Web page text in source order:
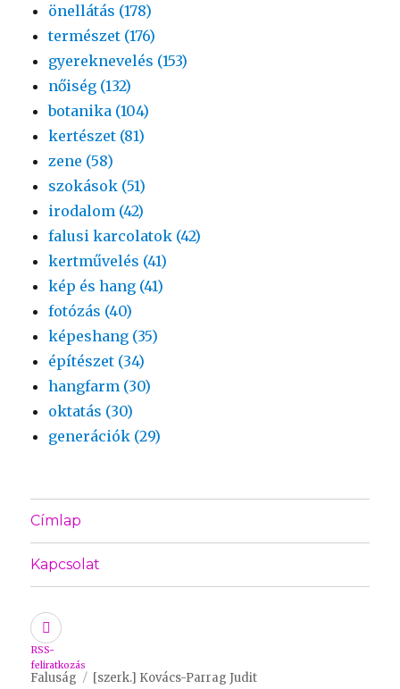
önellátás (178)
természet (176)
gyereknevelés (153)
nőiség (132)
botanika (104)
kertészet (81)
zene (58)
szokások (51)
irodalom (42)
falusi karcolatok (42)
kertművelés (41)
kép és hang (41)
fotózás (40)
képeshang (35)
építészet (34)
hangfarm (30)
oktatás (30)
generációk (29)
Címlap
Kapcsolat
RSS-
feliratkozás
Faluság [szerk.] Kovács-Parrag Judit